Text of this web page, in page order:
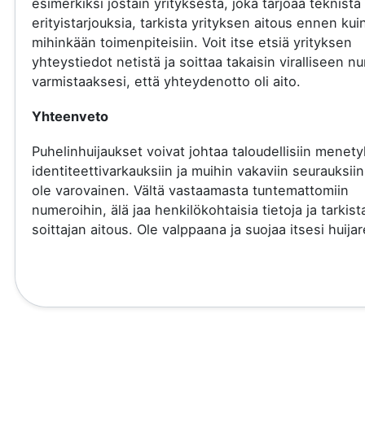
erityistarjouksia, tarkista yrityksen aitous ennen
mihinkään toimenpiteisiin. Voit itse etsiä yrityksen
yhteystiedot netistä ja soittaa takaisin viralliseen
varmistaaksesi, että yhteydenotto oli aito.
Yhteenveto
Puhelinhuijaukset voivat johtaa taloudellisiin
identiteettivarkauksiin ja muihin vakaviin
ole varovainen. Vältä vastaamasta tuntemattomiin
numeroihin, älä jaa henkilökohtaisia tietoja ja
soittajan aitous. Ole valppaana ja suojaa itsesi